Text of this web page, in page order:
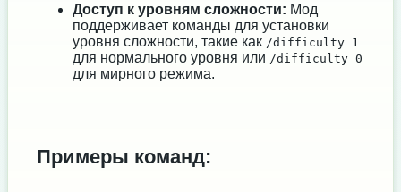
Доступ к уровням сложности: Мод
поддерживает команды для установки
уровня сложности, такие как /difficulty 1
для нормального уровня или /difficulty 0
для мирного режима.
Примеры команд: